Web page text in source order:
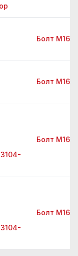
Болт
Болт
Болт
Болт